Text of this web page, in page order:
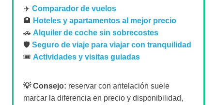
✈️ Comparador de vuelos
🏨 Hoteles y apartamentos al mejor precio
🚗 Alquiler de coche sin sobrecostes
🛡️ Seguro de viaje para viajar con tranquilidad
🎟️ Actividades y visitas guiadas
💡 Consejo: reservar con antelación suele
marcar la diferencia en precio y disponibilidad,